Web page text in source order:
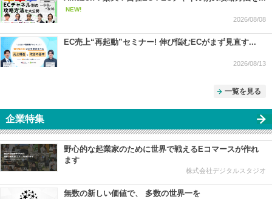
NEW!
2026/08/08
EC売上“再起動”セミナー! 伸び悩むECがまず見直す...
2026/08/13
一覧を見る
企業特集
野心的な起業家のために世界で戦えるEコマースが作れ
ます
株式会社デジタルスタジオ
無数の新しい価値で、 多数の世界一を